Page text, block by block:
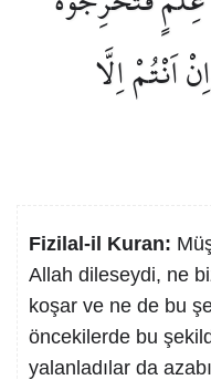
اَنْتُمْ اِلَّا
Fizilal-il Kuran:
Allah dileseydi, ne
koşar ve ne de bu
öncekilerde bu
yalanladılar da